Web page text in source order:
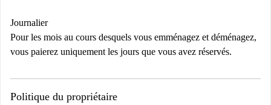
Journalier
Pour les mois au cours desquels vous emménagez et déménagez,
vous paierez uniquement les jours que vous avez réservés.
Politique du propriétaire